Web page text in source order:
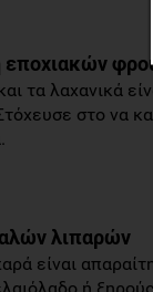
τα λαχανικά
στο να
λιπαρών
είναι